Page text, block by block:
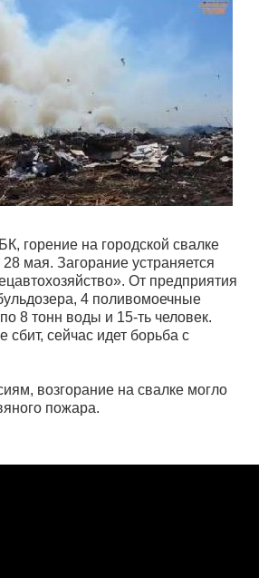
горение на городской свалке
мая. Загорание устраняется
От предприятия
4 поливомоечные
8 тонн воды и 15-ть человек.
сбит, сейчас идет борьба с
возгорание на свалке могло
пожара.